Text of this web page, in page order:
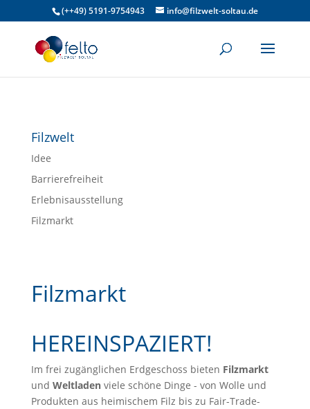
(++49) 5191-9754943 info@filzwelt-soltau.de
Filzwelt
Idee
Barrierefreiheit
Erlebnisausstellung
Filzmarkt
Filzmarkt
HEREINSPAZIERT!
Im frei zugänglichen Erdgeschoss bieten Filzmarkt
und Weltladen viele schöne Dinge - von Wolle und
Produkten aus heimischem Filz bis zu Fair-Trade-